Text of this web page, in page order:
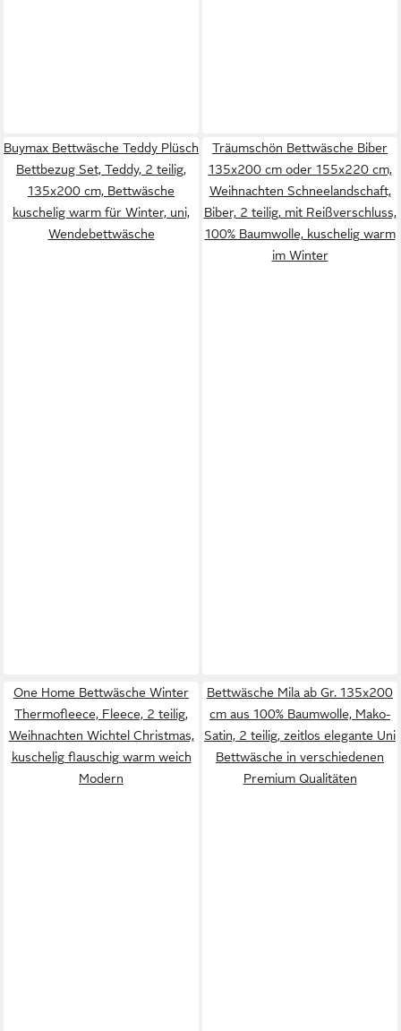
Buymax Bettwäsche Teddy Plüsch
Bettbezug Set, Teddy, 2 teilig,
135x200 cm, Bettwäsche
kuschelig warm für Winter, uni,
Wendebettwäsche
Träumschön Bettwäsche Biber
135x200 cm oder 155x220 cm,
Weihnachten Schneelandschaft,
Biber, 2 teilig, mit Reißverschluss,
100% Baumwolle, kuschelig warm
im Winter
One Home Bettwäsche Winter
Thermofleece, Fleece, 2 teilig,
Weihnachten Wichtel Christmas,
kuschelig flauschig warm weich
Modern
Bettwäsche Mila ab Gr. 135x200
cm aus 100% Baumwolle, Mako-
Satin, 2 teilig, zeitlos elegante Uni
Bettwäsche in verschiedenen
Premium Qualitäten